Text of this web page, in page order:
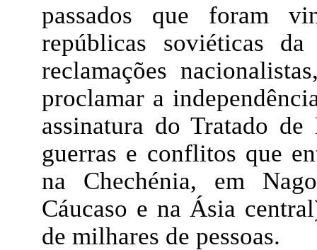
passados que foram
repúblicas soviéticas
reclamações
proclamar a
assinatura do Tratado
guerras e conflitos que
na Chechénia, em
Cáucaso e na Ásia
de milhares de pessoas.